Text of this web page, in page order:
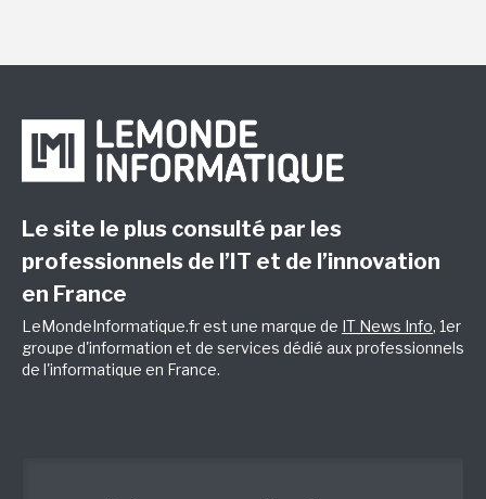
Le site le plus consulté par les
professionnels de l’IT et de l’innovation
en France
LeMondeInformatique.fr est une marque de IT News Info, 1er
groupe d'information et de services dédié aux professionnels
de l'informatique en France.